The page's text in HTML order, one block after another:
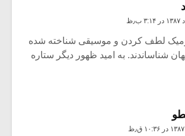
آرمیک لطف کردن و موسیقی شناخته شده
شناساندند. به امید ظهور دیگر ستاره